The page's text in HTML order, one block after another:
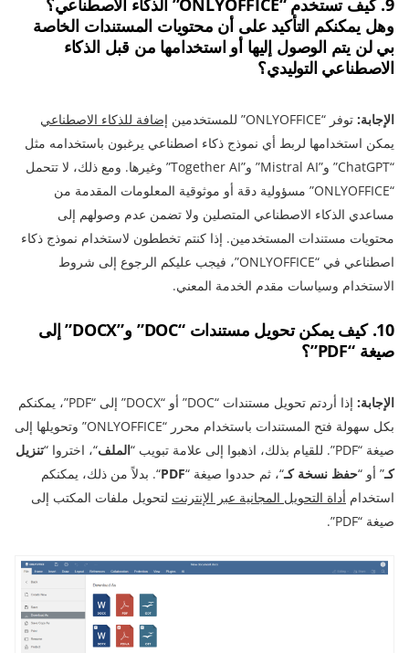
9. كيف تستخدم “ONLYOFFICE” الذكاء الاصطناعي؟
وهل يمكنكم التأكيد على أن محتويات المستندات الخاصة
بي لن يتم الوصول إليها أو استخدامها من قبل الذكاء
الاصطناعي التوليدي؟
الإجابة: توفر “ONLYOFFICE” للمستخدمين
إضافة للذكاء الاصطناعي
يمكن استخدامها لربط أي نموذج ذكاء اصطناعي يرغبون باستخدامه مثل
“ChatGPT” و”Mistral AI” و”Together AI” وغيرها. ومع ذلك، لا تتحمل
“ONLYOFFICE” مسؤولية دقة أو موثوقية المعلومات المقدمة من
مساعدي الذكاء الاصطناعي المتصلين ولا تضمن عدم وصولهم إلى
محتويات مستندات المستخدمين. إذا كنتم تخططون لاستخدام نموذج ذكاء
اصطناعي في “ONLYOFFICE”، فيجب عليكم الرجوع إلى شروط
الاستخدام وسياسات مقدم الخدمة المعني.
10. كيف يمكن تحويل مستندات “DOC” و”DOCX” إلى
صيغة “PDF”؟
الإجابة:
إذا أردتم تحويل مستندات “DOC” أو “DOCX” إلى “PDF”، يمكنكم
بكل سهولة فتح المستندات باستخدام محرر “ONLYOFFICE” وتحويلها إلى
صيغة “PDF”. للقيام بذلك، اذهبوا إلى علامة تبويب “
الملف“، اختروا “تنزيل
كـ” أو “حفظ نسخة كـ“، ثم حددوا صيغة “PDF“. بدلاً من ذلك، يمكنكم
استخدام أداة التحويل المجانية عبر الإنترنت لتحويل ملفات المكتب إلى
صيغة “PDF”.